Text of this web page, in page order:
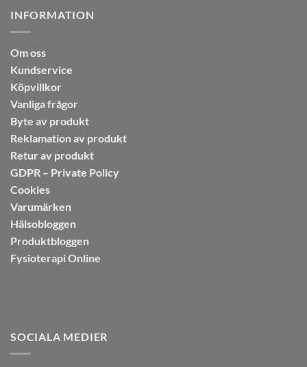
INFORMATION
Om oss
Kundservice
Köpvillkor
Vanliga frågor
Byte av produkt
Reklamation av produkt
Retur av produkt
GDPR – Private Policy
Cookies
Varumärken
Hälsobloggen
Produktbloggen
Fysioterapi Online
SOCIALA MEDIER